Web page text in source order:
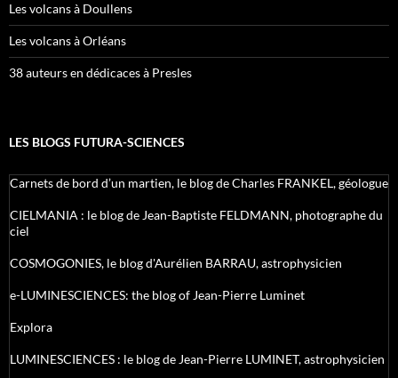
Les volcans à Doullens
Les volcans à Orléans
38 auteurs en dédicaces à Presles
LES BLOGS FUTURA-SCIENCES
Carnets de bord d’un martien, le blog de Charles FRANKEL, géologue
CIELMANIA : le blog de Jean-Baptiste FELDMANN, photographe du
ciel
COSMOGONIES, le blog d'Aurélien BARRAU, astrophysicien
e-LUMINESCIENCES: the blog of Jean-Pierre Luminet
Explora
LUMINESCIENCES : le blog de Jean-Pierre LUMINET, astrophysicien